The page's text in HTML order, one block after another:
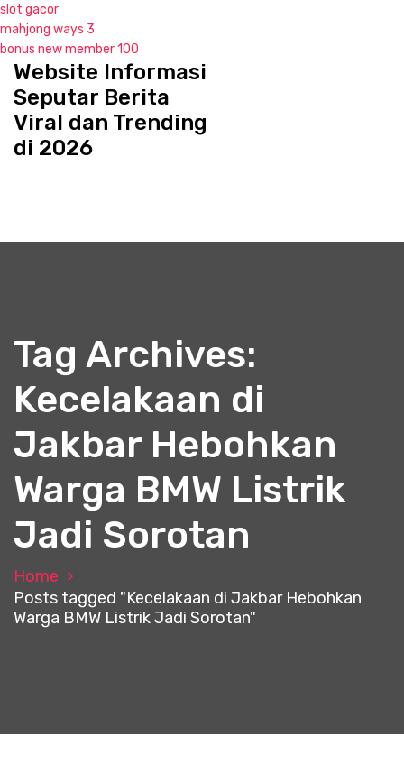
slot gacor
mahjong ways 3
bonus new member 100
t
Website Informasi
Seputar Berita
Viral dan Trending
di 2026
Tag Archives:
Kecelakaan di
Jakbar Hebohkan
Warga BMW Listrik
Jadi Sorotan
Home
Posts tagged "Kecelakaan di Jakbar Hebohkan
Warga BMW Listrik Jadi Sorotan"